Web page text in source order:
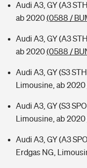
Audi A3, GY (A3
ab 2020(0588 /
Audi A3, GY (A3
ab 2020(0588 /
Audi A3, GY (S3
Limousine, ab 2020
Audi A3, GY (S3
Limousine, ab 2020
Audi A3, GY (A3
Erdgas NG,